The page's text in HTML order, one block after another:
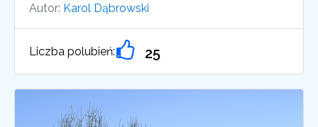
Autor: Karol Dąbrowski
Liczba polubień: 25